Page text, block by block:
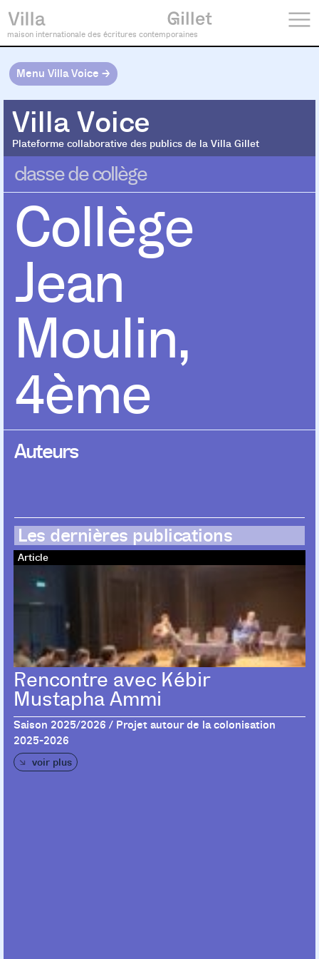
maison internationale des écritures contemporaines
Menu Villa Voice →
Villa Voice
Plateforme collaborative des publics de la Villa Gillet
Villa Voice
classe de collège
Collège
Jean
Moulin,
4ème
Auteurs
Les dernières publications
Article
Rencontre avec Kébir
Mustapha Ammi
Saison 2025/2026 / Projet autour de la colonisation
2025-2026
voir plus